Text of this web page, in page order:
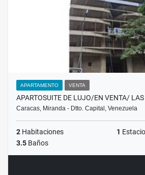
APARTAMENTO VENTA
APARTOSUITE DE LUJO/EN VENTA/
Caracas, Miranda - Dtto. Capital, Venezuela
2 Habitaciones 1
3.5 Baños